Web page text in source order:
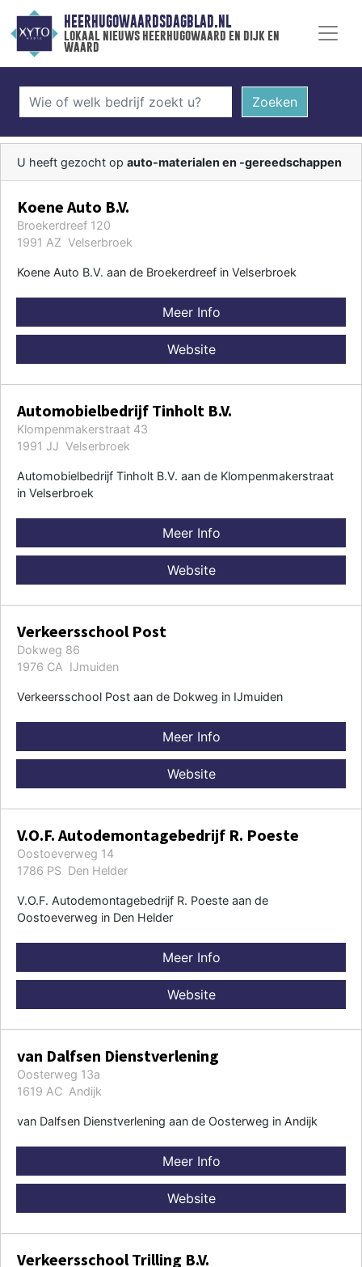
HEERHUGOWAARDSDAGBLAD.NL
lokaal nieuws heerhugowaard en dijk en
waard
Zoeken
U heeft gezocht op auto-materialen en -gereedschappen
Koene Auto B.V.
Broekerdreef 120
1991 AZ Velserbroek
Koene Auto B.V. aan de Broekerdreef in Velserbroek
Meer Info
Website
Automobielbedrijf Tinholt B.V.
Klompenmakerstraat 43
1991 JJ Velserbroek
Automobielbedrijf Tinholt B.V. aan de Klompenmakerstraat
in Velserbroek
Meer Info
Website
Verkeersschool Post
Dokweg 86
1976 CA IJmuiden
Verkeersschool Post aan de Dokweg in IJmuiden
Meer Info
Website
V.O.F. Autodemontagebedrijf R. Poeste
Oostoeverweg 14
1786 PS Den Helder
V.O.F. Autodemontagebedrijf R. Poeste aan de
Oostoeverweg in Den Helder
Meer Info
Website
van Dalfsen Dienstverlening
Oosterweg 13a
1619 AC Andijk
van Dalfsen Dienstverlening aan de Oosterweg in Andijk
Meer Info
Website
Verkeersschool Trilling B.V.